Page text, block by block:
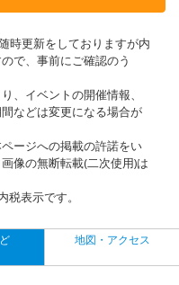
時更新をしておりますが内
で、事前にご確認のう
、イベントの開催情報、
などは変更になる場合が
ージへの掲載の許諾をい
像の無断転載(二次使用)は
表示です。
地図・アクセス